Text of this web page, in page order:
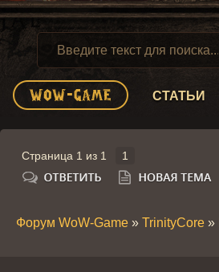
СТАТЬИ
Страница 1 из 1 1
Форум WoW-Game » TrinityCore »